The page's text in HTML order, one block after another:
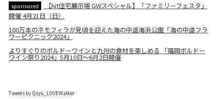
sponsored
【hit住宅展示場 GWスペシャル】「ファミリーフェスタ」
開催 4月21日（日）
100万本のネモフィラが見頃を迎えた海の中道海浜公園「海の中道フラ
ワーピクニック2024」
よりすぐりのボルドーワインと九州の食材を楽しめる 「福岡ボルドー
ワイン祭り2024」5月10日～6月2日開催
Tweets by Qsyu_LOVEWalker